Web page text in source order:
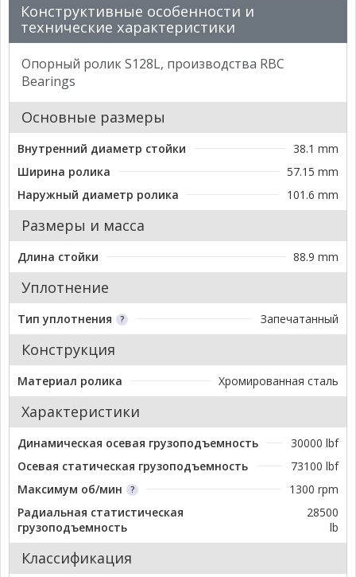
Конструктивные особенности и
технические характеристики
Опорный ролик S128L, производства RBC
Bearings
Основные размеры
Внутренний диаметр стойки
38.1 mm
Ширина ролика
57.15 mm
Наружный диаметр ролика
101.6 mm
Размеры и масса
Длина стойки 88.9 mm
Уплотнение
Тип уплотнения Запечатанный
Конструкция
Материал ролика Хромированная сталь
Характеристики
Динамическая осевая грузоподъемность
30000 lbf
Осевая статическая грузоподъемность
73100 lbf
Максимум об/мин
1300 rpm
Радиальная статистическая
грузоподъемность
28500
lb
Классификация